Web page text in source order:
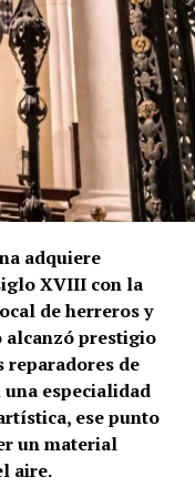
con azulejos tanto
que el
una torre
Los dos arcos
el friso
de aquella
no debe
no exista una
sería, por
la torre de San
proyecto de su
de Velasco
o culminación
las últimas
adquiere
XVIII con la
de herreros y
alcanzó prestigio
reparadores de
especialidad
ese punto
un material
aire.